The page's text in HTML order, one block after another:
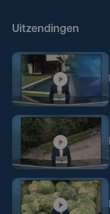
Uitzendingen